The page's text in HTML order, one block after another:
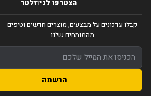
הצטרפו לניוזלטר
קבלו עדכונים על מבצעים, מוצרים חדשים וטיפים
מהמומחים שלנו
הרשמה